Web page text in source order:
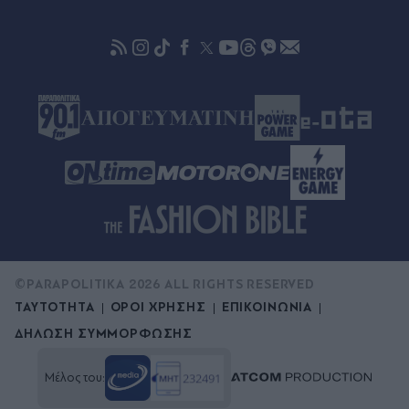
άγρια από ασθενή - Τι καταγγέλλει η ΠΟΕΔΗΝ
ΤΑΥΤΟΤΗΤΑ ΟΡΟΙ ΧΡΗΣΗΣ
ΕΠΙΚΟΙΝΩΝΙΑ
ΔΗΛΩΣΗ ΣΥΜΜΟΡΦΩΣΗΣ
©PARAPOLITIKA 2026 ALL RIGHTS RESERVED
Μέλος του: